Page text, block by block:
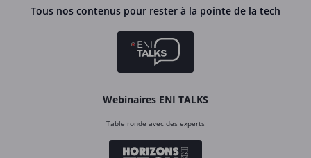
Tous nos contenus pour rester à la pointe de la tech
Webinaires ENI TALKS
Table ronde avec des experts